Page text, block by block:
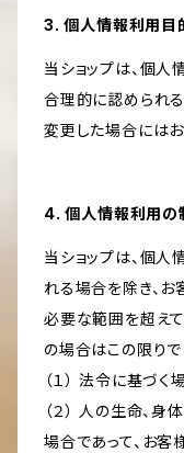
3. 個人情報利用目
当ショップは、個
合理的に認められ
変更した場合には
4. 個人情報利用の
当ショップは、個
れる場合を除き、
必要な範囲を超え
の場合はこの限りで
（１） 法令に基づく
（２） 人の生命、
場合であって、お